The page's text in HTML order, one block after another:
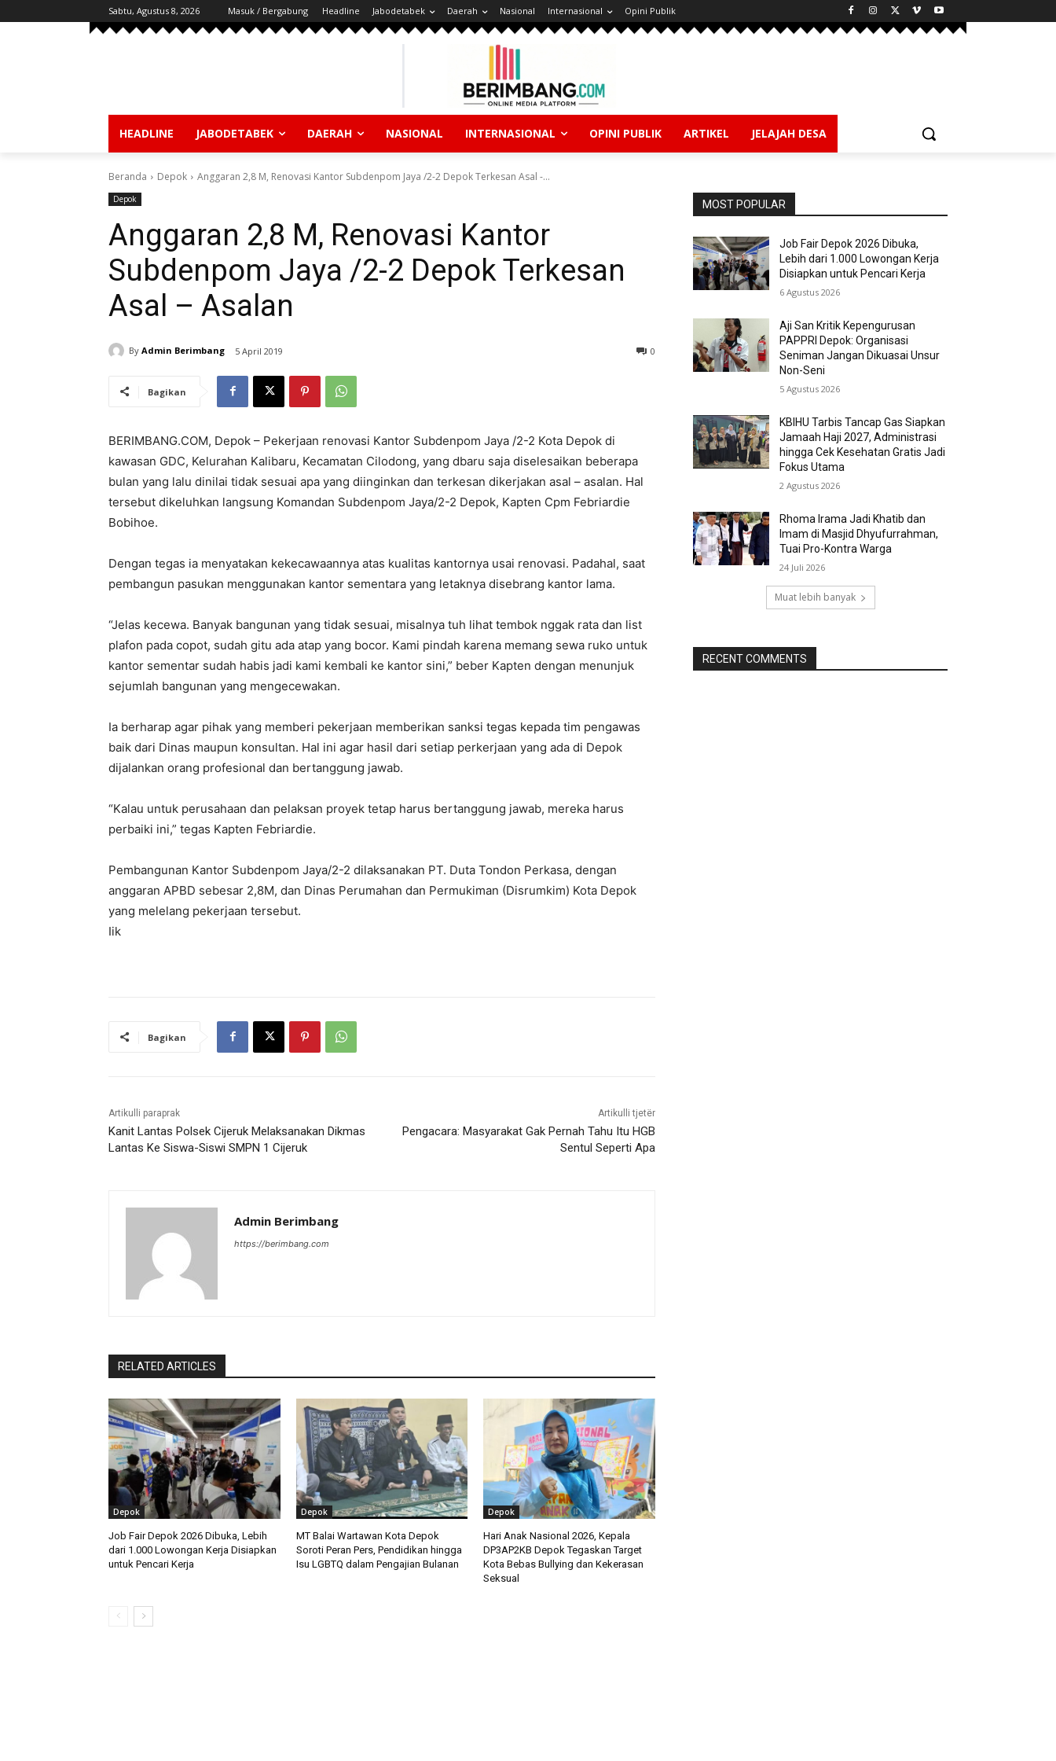
Sabtu, Agustus 8, 2026 Masuk / Bergabung Headline Jabodetabek Daerah Nasional Internasional Opini Publik
HEADLINE JABODETABEK DAERAH NASIONAL INTERNASIONAL OPINI PUBLIK ARTIKEL JELAJAH DESA
Beranda Depok Anggaran 2,8 M, Renovasi Kantor Subdenpom Jaya /2-2 Depok Terkesan Asal -...
Depok
Anggaran 2,8 M, Renovasi Kantor
Subdenpom Jaya /2-2 Depok Terkesan
Asal – Asalan
By Admin Berimbang 5 April 2019 0
Bagikan
BERIMBANG.COM, Depok – Pekerjaan renovasi Kantor Subdenpom Jaya /2-2 Kota Depok di
kawasan GDC, Kelurahan Kalibaru, Kecamatan Cilodong, yang dbaru saja diselesaikan beberapa
bulan yang lalu dinilai tidak sesuai apa yang diinginkan dan terkesan dikerjakan asal – asalan. Hal
tersebut dikeluhkan langsung Komandan Subdenpom Jaya/2-2 Depok, Kapten Cpm Febriardie
Bobihoe.
Dengan tegas ia menyatakan kekecawaannya atas kualitas kantornya usai renovasi. Padahal, saat
pembangun pasukan menggunakan kantor sementara yang letaknya disebrang kantor lama.
“Jelas kecewa. Banyak bangunan yang tidak sesuai, misalnya tuh lihat tembok nggak rata dan list
plafon pada copot, sudah gitu ada atap yang bocor. Kami pindah karena memang sewa ruko untuk
kantor sementar sudah habis jadi kami kembali ke kantor sini,” beber Kapten dengan menunjuk
sejumlah bangunan yang mengecewakan.
Ia berharap agar pihak yang memberi pekerjaan memberikan sanksi tegas kepada tim pengawas
baik dari Dinas maupun konsultan. Hal ini agar hasil dari setiap perkerjaan yang ada di Depok
dijalankan orang profesional dan bertanggung jawab.
“Kalau untuk perusahaan dan pelaksan proyek tetap harus bertanggung jawab, mereka harus
perbaiki ini,” tegas Kapten Febriardie.
Pembangunan Kantor Subdenpom Jaya/2-2 dilaksanakan PT. Duta Tondon Perkasa, dengan
anggaran APBD sebesar 2,8M, dan Dinas Perumahan dan Permukiman (Disrumkim) Kota Depok
yang melelang pekerjaan tersebut.
Iik
Bagikan
Artikulli paraprak
Kanit Lantas Polsek Cijeruk Melaksanakan Dikmas
Lantas Ke Siswa-Siswi SMPN 1 Cijeruk
Artikulli tjetër
Pengacara: Masyarakat Gak Pernah Tahu Itu HGB
Sentul Seperti Apa
Admin Berimbang
https://berimbang.com
RELATED ARTICLES
Depok
Job Fair Depok 2026 Dibuka, Lebih
dari 1.000 Lowongan Kerja Disiapkan
untuk Pencari Kerja
Depok
MT Balai Wartawan Kota Depok
Soroti Peran Pers, Pendidikan hingga
Isu LGBTQ dalam Pengajian Bulanan
Depok
Hari Anak Nasional 2026, Kepala
DP3AP2KB Depok Tegaskan Target
Kota Bebas Bullying dan Kekerasan
Seksual
MOST POPULAR
Job Fair Depok 2026 Dibuka,
Lebih dari 1.000 Lowongan Kerja
Disiapkan untuk Pencari Kerja
6 Agustus 2026
Aji San Kritik Kepengurusan
PAPPRI Depok: Organisasi
Seniman Jangan Dikuasai Unsur
Non-Seni
5 Agustus 2026
KBIHU Tarbis Tancap Gas Siapkan
Jamaah Haji 2027, Administrasi
hingga Cek Kesehatan Gratis Jadi
Fokus Utama
2 Agustus 2026
Rhoma Irama Jadi Khatib dan
Imam di Masjid Dhyufurrahman,
Tuai Pro-Kontra Warga
24 Juli 2026
Muat lebih banyak
RECENT COMMENTS